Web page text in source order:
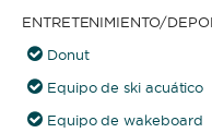
ENTRETENIMIENTO/
Donut
Equipo de ski acuático
Equipo de wakeboard